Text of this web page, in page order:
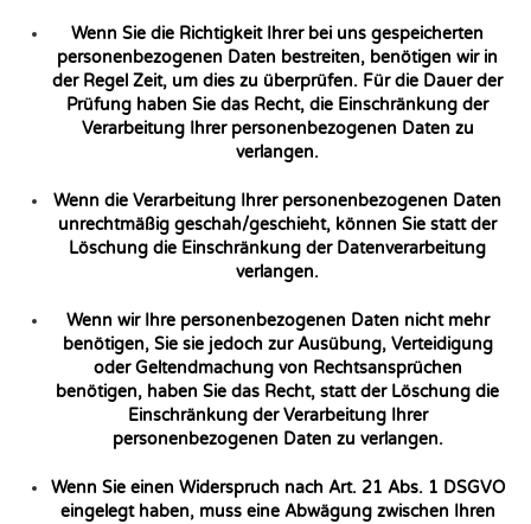
Wenn Sie die Richtigkeit Ihrer bei uns gespeicherten
personenbezogenen Daten bestreiten, benötigen wir in
der Regel Zeit, um dies zu überprüfen. Für die Dauer der
Prüfung haben Sie das Recht, die Einschränkung der
Verarbeitung Ihrer personenbezogenen Daten zu
verlangen.
Wenn die Verarbeitung Ihrer personenbezogenen Daten
unrechtmäßig geschah/geschieht, können Sie statt der
Löschung die Einschränkung der Datenverarbeitung
verlangen.
Wenn wir Ihre personenbezogenen Daten nicht mehr
benötigen, Sie sie jedoch zur Ausübung, Verteidigung
oder Geltendmachung von Rechtsansprüchen
benötigen, haben Sie das Recht, statt der Löschung die
Einschränkung der Verarbeitung Ihrer
personenbezogenen Daten zu verlangen.
Wenn Sie einen Widerspruch nach Art. 21 Abs. 1 DSGVO
eingelegt haben, muss eine Abwägung zwischen Ihren